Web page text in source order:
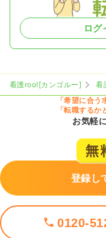
ログ
看護roo![カンゴルー] 看
「希望に合う
「転職する
お気軽
登録し
0120-